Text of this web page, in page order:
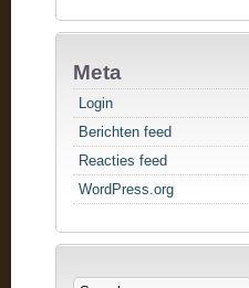
Meta
Login
Berichten feed
Reacties feed
WordPress.org